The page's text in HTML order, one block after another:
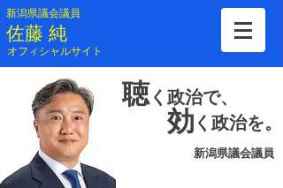
新潟県議会議員
​佐藤 純
​オフィシャルサイト
聴 く 政治で、
効 く 政治を。
新潟県議会議員